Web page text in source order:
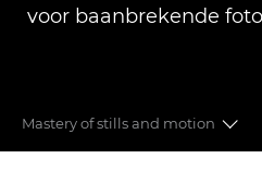
voor baanbrekende
Mastery of stills and motion